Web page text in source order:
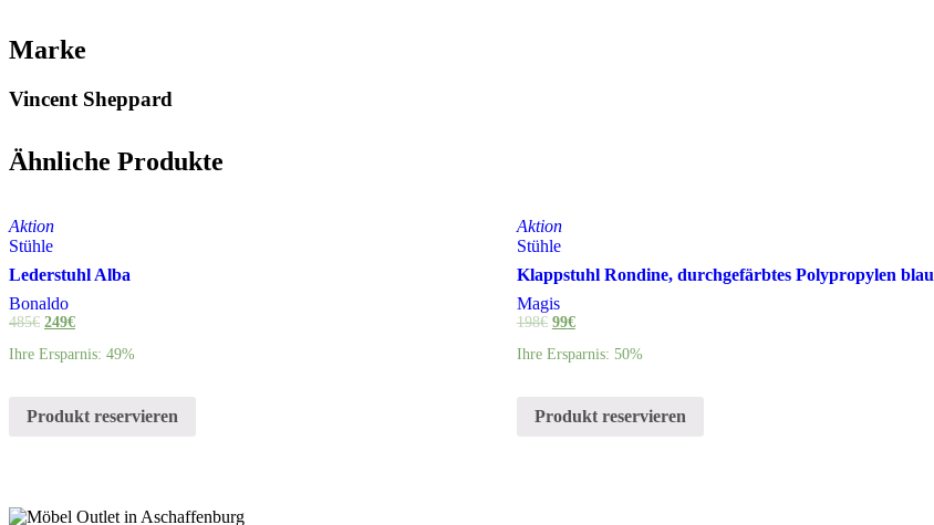
Marke
Vincent Sheppard
Ähnliche Produkte
Aktion
Stühle
Lederstuhl Alba
Bonaldo
485€ 249€
Ihre Ersparnis: 49%
Produkt reservieren
Aktion
Stühle
Klappstuhl Rondine, durchgefärbtes Polypropylen blau
Magis
198€ 99€
Ihre Ersparnis: 50%
Produkt reservieren